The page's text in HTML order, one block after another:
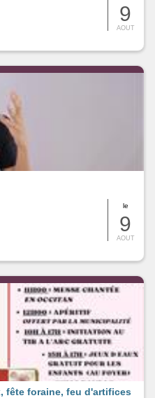
9
AOUT
le
9
AOUT
fête foraine, feu d'artifices